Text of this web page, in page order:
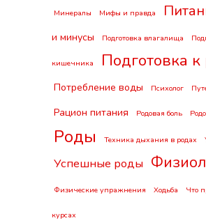
Минералы Мифы и правда
и минусы
Подготовка влагалища
кишечника Подготовка
Потребление воды Психолог
Рацион питания Родовая боль
Роды Техника дыхания в родах
Успешные роды
Физические упражнения Ходьба Что
курсах